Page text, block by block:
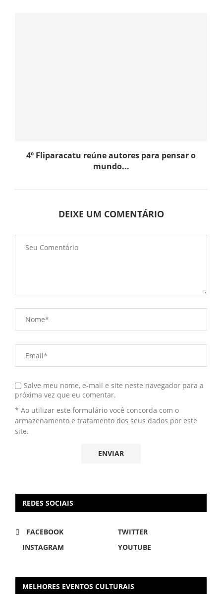
4º Fliparacatu reúne autores para pensar o
mundo...
DEIXE UM COMENTÁRIO
Salve meu nome, e-mail e site neste navegador para a
próxima vez que eu comentar.
* Ao utilizar este formulário você concorda com o
armazenamento e tratamento dos seus dados por este
site.
REDES SOCIAIS
FACEBOOK
TWITTER
INSTAGRAM
YOUTUBE
MELHORES EVENTOS CULTURAIS